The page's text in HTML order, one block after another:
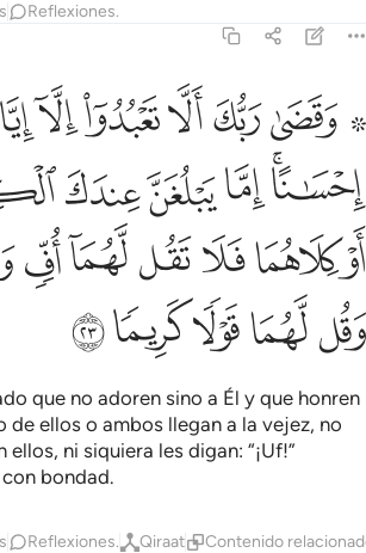
Reflexiones.
۞ وقضى ربك الا تعبدوا الا اياه وبالوالدين
۞ وَقَضَىٰ رَبُّكَ أَلَّا تَعْبُدُوٓا۟ إِلَّآ إِيَّاهُ وَبِٱلْوَٰلِدَيْنِ
ﲆ ﲇﲈﲉﲊﲋ
ﲎﲏﲐﲑﲒ
ﲕﲖﲗﲘﲙﲚ
ﲝﲞﲟ ﲠﲡ
que no adoren sino a Él y que honren
de ellos o ambos llegan a la vejez, no
ni siquiera les digan: “¡Uf!”
bondad.
Reflexiones. Qiraat Contenido